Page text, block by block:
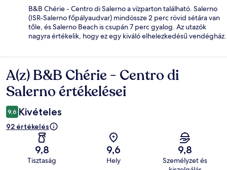
B&B Chérie - Centro di Salerno a vízparton található. Salerno
(ISR-Salerno főpályaudvar) mindössze 2 perc rövid sétára van
tőle, és Salerno Beach is csupán 7 perc gyalog. Az utazók
nagyra értékelik, hogy ez egy kiváló elhelezkedésű vendégház.
Értékelések
A(z) B&B Chérie - Centro di
Salerno értékelései
9,6 Kivételes
92 értékelés
9,8
Tisztaság
9,6
Hely
9,8
Személyzet és